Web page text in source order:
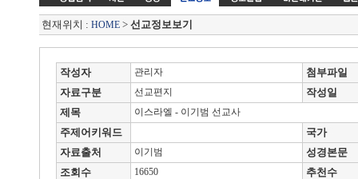
현재위치 : HOME > 선교정보보기
작성자 관리자
첨부파일
자료구분
선교편지
작성일
제목
이스라엘 - 이기범 선교사
주제어키워드
국가
자료출처
이기범
성경본문
조회수
16650 추천수